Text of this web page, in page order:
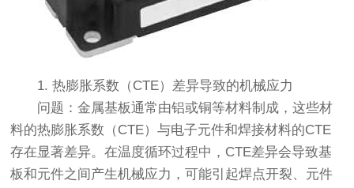
1. 热膨胀系数（CTE）差异导致的机械应力
问题：金属基板通常由铝或铜等材料制成，这些材
料的热膨胀系数（CTE）与电子元件和焊接材料的CTE
存在显著差异。在温度循环过程中，CTE差异会导致基
板和元件之间产生机械应力，可能引起焊点开裂、元件